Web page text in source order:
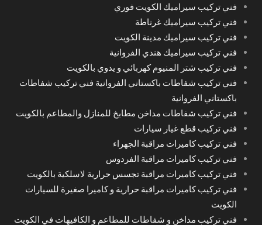
فني تركيب سيراميك الكويت فوري
فني تركيب سيراميك غرناطة
فني تركيب سيراميك مدينة الكويت
فني تركيب سيراميك هندي الفروانية
فني تركيب شتر المنيوم كهربائي و يدوي بالكويت
فني تركيب شفاطات باكستاني الفروانية فني تركيب شفاطات
باكستاني الفروانية
فني تركيب شفاطات مداخن مطابخ للمنازل والمطاعم بالكويت
فني تركيب قطع غيار سيارات
فني تركيب كاميرات مراقبة الجهراء
فني تركيب كاميرات مراقبة الفردوس
فني تركيب كاميرات مراقبة تجسس حرارية لاسلكية بالكويت
فني تركيب كاميرات مراقبة حرارية و كاميرا صغيرة للسيارات
الكويت
فني تركيب مداخن و شفاطات للمطاعم و الكافيهات في الكويت